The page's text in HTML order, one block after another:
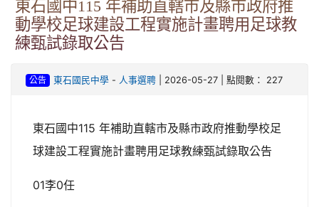
東石國中115 年補助直轄市及縣市政府推
動學校足球建設工程實施計畫聘用足球教
練甄試錄取公告
公告 東石國民中學- 人事選聘| 2026-05-27 | 點閱數： 227
東石國中115 年補助直轄市及縣市政府推動學校足
球建設工程實施計畫聘用足球教練甄試錄取公告
01李0任